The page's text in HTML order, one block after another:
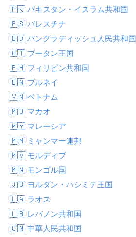
🇵🇰 パキスタン・イスラム共和国
🇵🇸 パレスチナ
🇧🇩 バングラディッシュ人民共和国
🇧🇹 ブータン王国
🇵🇭 フィリピン共和国
🇧🇳 ブルネイ
🇻🇳 ベトナム
🇲🇴 マカオ
🇲🇾 マレーシア
🇲🇲 ミャンマー連邦
🇲🇻 モルディブ
🇲🇳 モンゴル国
🇯🇴 ヨルダン・ハシミテ王国
🇱🇦 ラオス
🇱🇧 レバノン共和国
🇨🇳 中華人民共和国